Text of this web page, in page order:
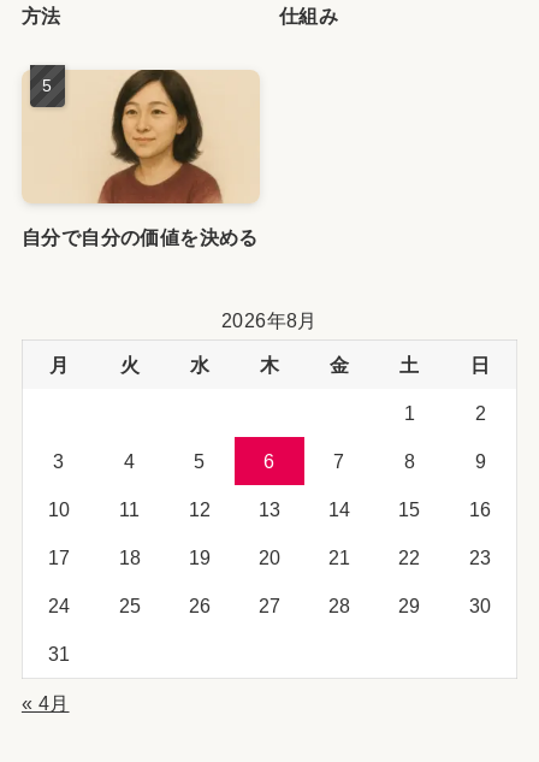
方法
仕組み
自分で自分の価値を決める
2026年8月
月 火 水 木 金 土 日
1 2
3 4 5 6 7 8 9
10 11 12 13 14 15 16
17 18 19 20 21 22 23
24 25 26 27 28 29 30
31
« 4月